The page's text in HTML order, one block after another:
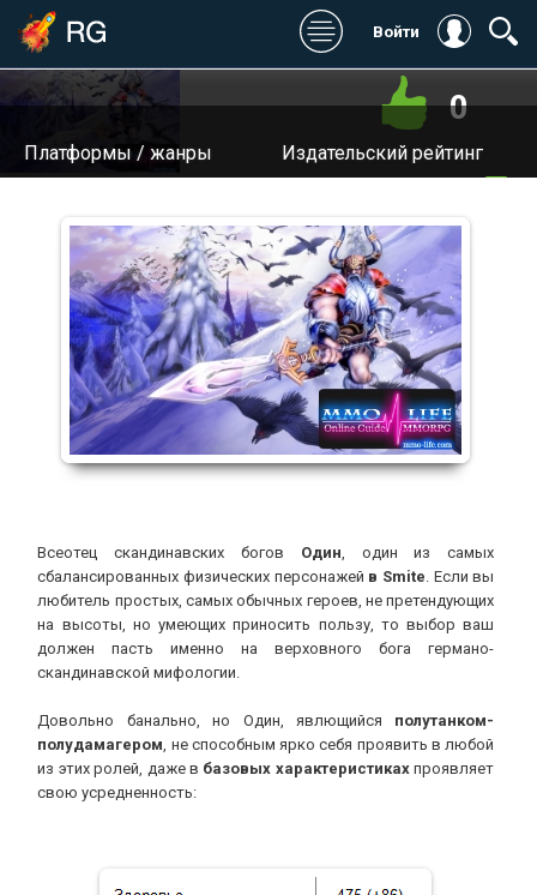
Войти
0
Платформы / жанры
Разработчик:
Издатель / Издатель в
России:
Smite гайд Odin
АнархоТурист 24-04-2014, 16:09 Категория: Гайды
Издательский рейтинг
Stopgame:
Kanobu:
Котонавты:
Digital Spy:
Общий:
Всеотец скандинавских богов Один, один из самых
сбалансированных физических персонажей в Smite. Если вы
любитель простых, самых обычных героев, не претендующих
на высоты, но умеющих приносить пользу, то выбор ваш
должен пасть именно на верховного бога германо-
скандинавской мифологии.
Довольно банально, но Один, явлющийся полутанком-
полудамагером, не способным ярко себя проявить в любой
из этих ролей, даже в базовых характеристикахпроявляет
свою усредненность: